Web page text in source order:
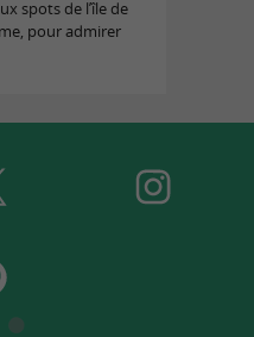
spots de l’île de
pour admirer